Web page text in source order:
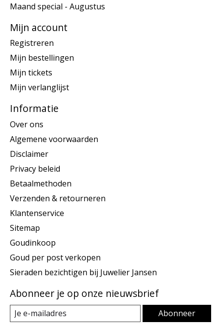
Maand special - Augustus
Mijn account
Registreren
Mijn bestellingen
Mijn tickets
Mijn verlanglijst
Informatie
Over ons
Algemene voorwaarden
Disclaimer
Privacy beleid
Betaalmethoden
Verzenden & retourneren
Klantenservice
Sitemap
Goudinkoop
Goud per post verkopen
Sieraden bezichtigen bij Juwelier Jansen
Abonneer je op onze nieuwsbrief
Abonneer